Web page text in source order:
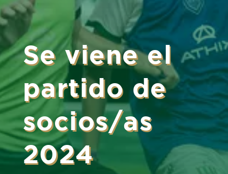
Se viene el
partido de
socios/as
2024